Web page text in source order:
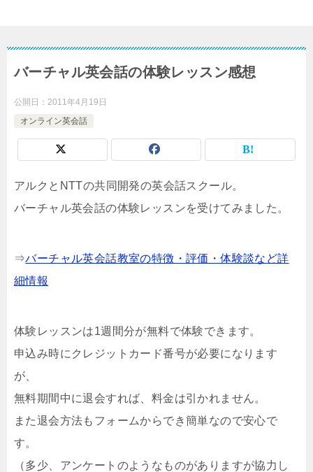
バーチャル英会話の体験レッスン感想
公開日： 2011年4月19日
オンライン英会話
アルクとNTTの共同開発の英会話スクール。
バーチャル英会話の体験レッスンを受けてみました。
⇒バーチャル英会話教室の特徴・評価・体験談など詳
細情報
体験レッスンは1週間分が無料で体験できます。
申込み時にクレジットカード番号が必要になります
が、
無料期間中に退会すれば、料金は引かれません。
また退会方法もフォームからでき簡単なので安心で
す。
（多少、アンケートのようなものがありますが協力し